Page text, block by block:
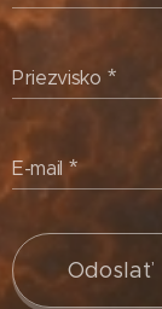
Priezvisko
E-mail
Odoslať